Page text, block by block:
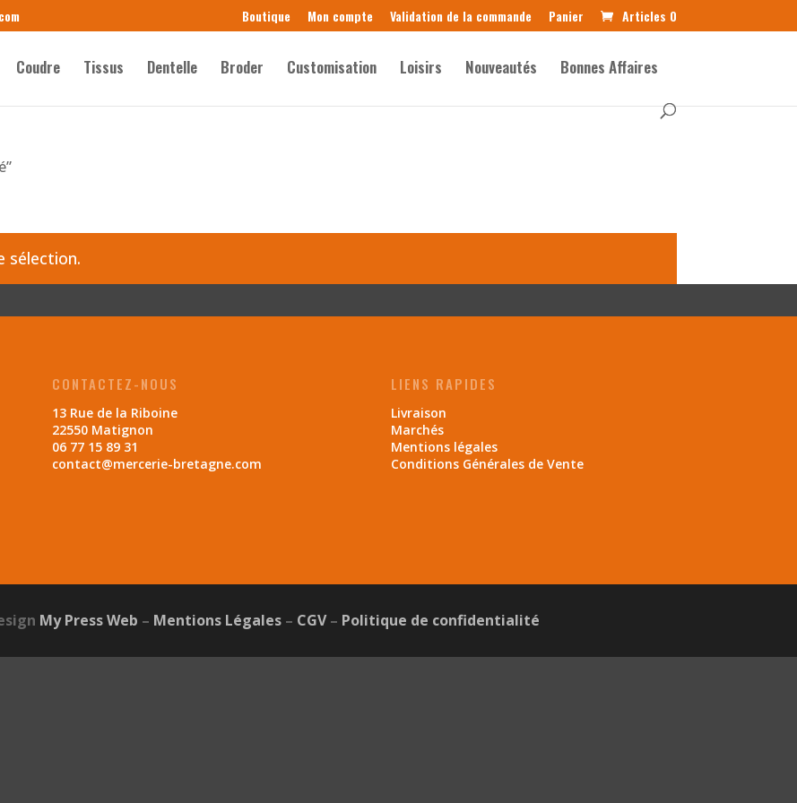
Boutique Mon compte Validation de la commande Panier Articles 0
Coudre Tissus Dentelle Broder Customisation Loisirs Nouveautés Bonnes Affaires
sélection.
CONTACTEZ-NOUS
13 Rue de la Riboine
22550 Matignon
06 77 15 89 31
contact@mercerie-bretagne.com
LIENS RAPIDES
Livraison
Marchés
Mentions légales
Conditions Générales de Vente
My Press Web – Mentions Légales – CGV– Politique de confidentialité